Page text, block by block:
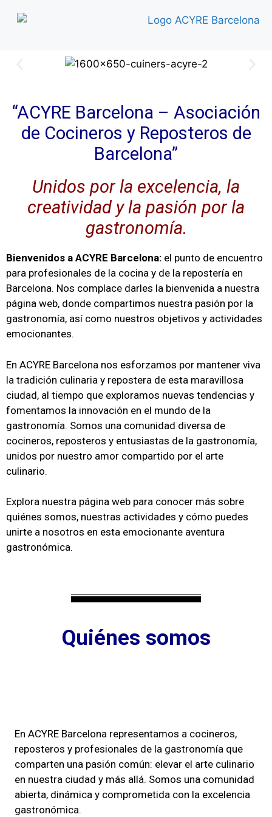
“ACYRE Barcelona – Asociación
de Cocineros y Reposteros de
Barcelona”
Unidos por la excelencia, la
creatividad y la pasión por la
gastronomía.
Bienvenidos a ACYRE Barcelona: el punto de encuentro
para profesionales de la cocina y de la repostería en
Barcelona. Nos complace darles la bienvenida a nuestra
página web, donde compartimos nuestra pasión por la
gastronomía, así como nuestros objetivos y actividades
emocionantes.
En ACYRE Barcelona nos esforzamos por mantener viva
la tradición culinaria y repostera de esta maravillosa
ciudad, al tiempo que exploramos nuevas tendencias y
fomentamos la innovación en el mundo de la
gastronomía. Somos una comunidad diversa de
cocineros, reposteros y entusiastas de la gastronomía,
unidos por nuestro amor compartido por el arte
culinario.
Explora nuestra página web para conocer más sobre
quiénes somos, nuestras actividades y cómo puedes
unirte a nosotros en esta emocionante aventura
gastronómica.
Quiénes somos
En ACYRE Barcelona representamos a cocineros,
reposteros y profesionales de la gastronomía que
comparten una pasión común: elevar el arte culinario
en nuestra ciudad y más allá. Somos una comunidad
abierta, dinámica y comprometida con la excelencia
gastronómica.